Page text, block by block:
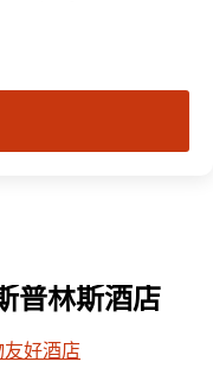
普林斯酒店
好酒店